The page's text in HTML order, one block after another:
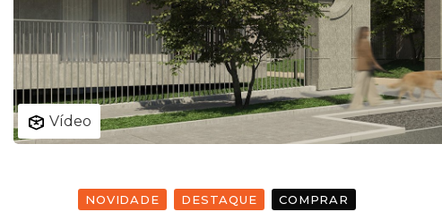
Vídeo
NOVIDADE DESTAQUE COMPRAR